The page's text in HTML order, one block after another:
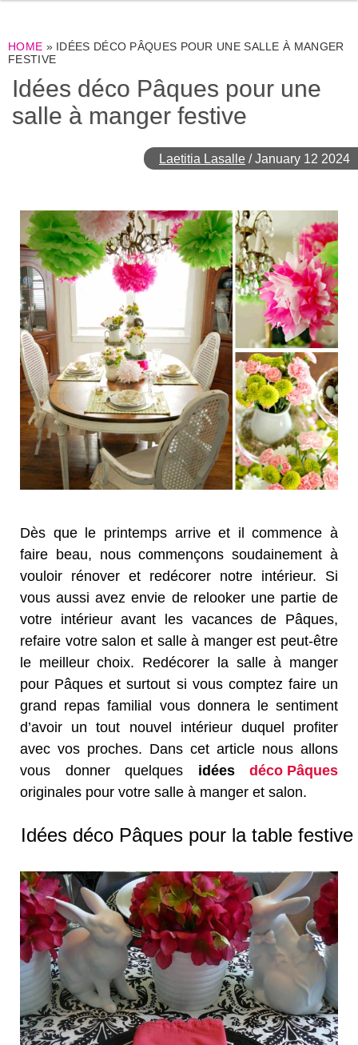
HOME » IDÉES DÉCO PÂQUES POUR UNE SALLE À MANGER
FESTIVE
Idées déco Pâques pour une
salle à manger festive
Laetitia Lasalle /January 12 2024
Dès que le printemps arrive et il commence à
faire beau, nous commençons soudainement à
vouloir rénover et redécorer notre intérieur. Si
vous aussi avez envie de relooker une partie de
votre intérieur avant les vacances de Pâques,
refaire votre salon et salle à manger est peut-être
le meilleur choix. Redécorer la salle à manger
pour Pâques et surtout si vous comptez faire un
grand repas familial vous donnera le sentiment
d’avoir un tout nouvel intérieur duquel profiter
avec vos proches. Dans cet article nous allons
vous donner quelques idées déco Pâques
originales pour votre salle à manger et salon.
Idées déco Pâques pour la table festive